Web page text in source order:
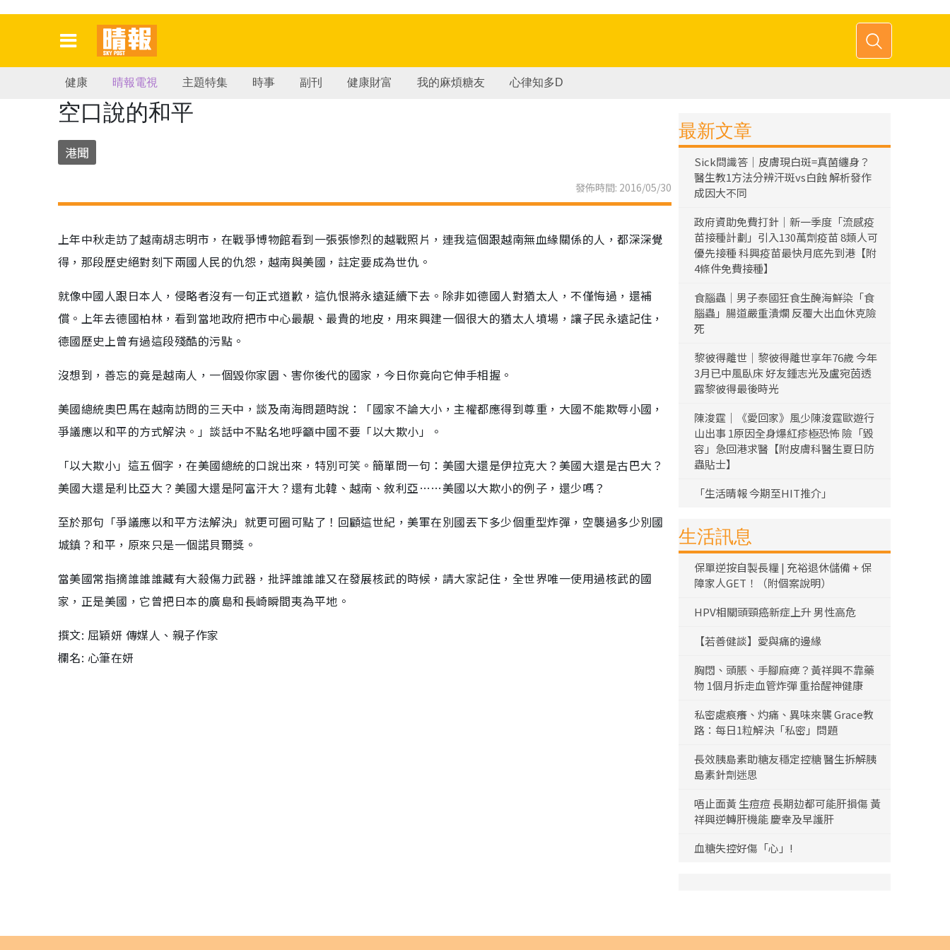
健康 晴報電視 主題特集 時事 副刊 健康財富 我的麻煩糖友 心律知多D
空口說的和平
港聞
發佈時間: 2016/05/30
上年中秋走訪了越南胡志明市，在戰爭博物館看到一張張慘烈的越戰照片，連我這個跟越南無血緣關係的人，都深深覺
得，那段歷史絕對刻下兩國人民的仇怨，越南與美國，註定要成為世仇。
就像中國人跟日本人，侵略者沒有一句正式道歉，這仇恨將永遠延續下去。除非如德國人對猶太人，不僅悔過，還補
償。上年去德國柏林，看到當地政府把市中心最靚、最貴的地皮，用來興建一個很大的猶太人墳場，讓子民永遠記住，
德國歷史上曾有過這段殘酷的污點。
沒想到，善忘的竟是越南人，一個毀你家園、害你後代的國家，今日你竟向它伸手相握。
美國總統奧巴馬在越南訪問的三天中，談及南海問題時說：「國家不論大小，主權都應得到尊重，大國不能欺辱小國，
爭議應以和平的方式解決。」談話中不點名地呼籲中國不要「以大欺小」。
「以大欺小」這五個字，在美國總統的口說出來，特別可笑。簡單問一句：美國大還是伊拉克大？美國大還是古巴大？
美國大還是利比亞大？美國大還是阿富汗大？還有北韓、越南、敘利亞……美國以大欺小的例子，還少嗎？
至於那句「爭議應以和平方法解決」就更可圈可點了！回顧這世紀，美軍在別國丟下多少個重型炸彈，空襲過多少別國
城鎮？和平，原來只是一個諾貝爾獎。
當美國常指摘誰誰誰藏有大殺傷力武器，批評誰誰誰又在發展核武的時候，請大家記住，全世界唯一使用過核武的國
家，正是美國，它曾把日本的廣島和長崎瞬間夷為平地。
撰文: 屈穎妍 傳媒人、親子作家
欄名: 心筆在妍
最新文章
Sick問識答｜皮膚現白斑=真菌纏身？
醫生教1方法分辨汗斑vs白蝕 解析發作
成因大不同
政府資助免費打針｜新一季度「流感疫
苗接種計劃」引入130萬劑疫苗 8類人可
優先接種 科興疫苗最快月底先到港【附
4條件免費接種】
食腦蟲｜男子泰國狂食生醃海鮮染「食
腦蟲」腸道嚴重潰爛 反覆大出血休克險
死
黎彼得離世｜黎彼得離世享年76歲 今年
3月已中風臥床 好友鍾志光及盧宛茵透
露黎彼得最後時光
陳浚霆｜《愛回家》風少陳浚霆歐遊行
山出事 1原因全身爆紅疹極恐怖 險「毀
容」急回港求醫【附皮膚科醫生夏日防
蟲貼士】
「生活晴報 今期至HIT推介」
生活訊息
保單逆按自製長糧 | 充裕退休儲備 + 保
障家人GET！（附個案說明）
HPV相關頭頸癌新症上升 男性高危
【若善健談】愛與痛的邊緣
胸悶、頭脹、手腳麻痺？黃祥興不靠藥
物 1個月拆走血管炸彈 重拾醒神健康
私密處痕癢、灼痛、異味來襲 Grace教
路：每日1粒解決「私密」問題
長效胰島素助糖友穩定控糖 醫生拆解胰
島素針劑迷思
唔止面黃 生痘痘 長期攰都可能肝損傷 黃
祥興逆轉肝機能 慶幸及早護肝
血糖失控好傷「心」!